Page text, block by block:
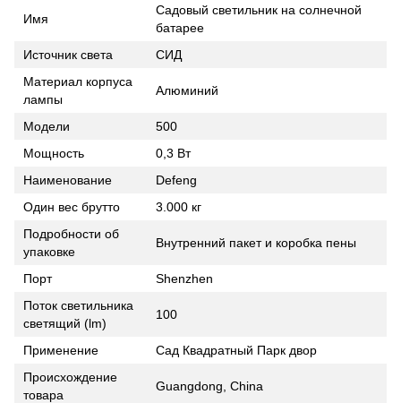
Имя
Садовый светильник на солнечной
батарее
Источник света
СИД
Материал корпуса
лампы
Алюминий
Модели
500
Мощность
0,3 Вт
Наименование
Defeng
Один вес брутто
3.000 кг
Подробности об
упаковке
Внутренний пакет и коробка пены
Порт
Shenzhen
Поток светильника
светящий (lm)
100
Применение
Сад Квадратный Парк двор
Происхождение
товара
Guangdong, China